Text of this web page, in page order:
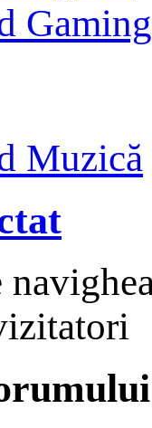
Gaming
Muzică